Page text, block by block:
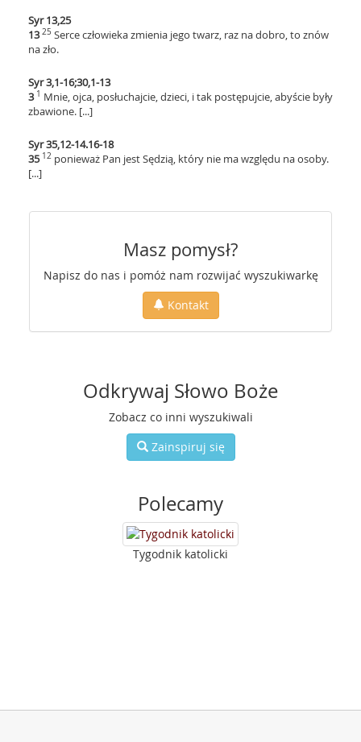
Syr 13,25
13 25 Serce człowieka zmienia jego twarz, raz na dobro, to znów
na zło.
Syr 3,1-16;30,1-13
3 1 Mnie, ojca, posłuchajcie, dzieci, i tak postępujcie, abyście były
zbawione. [...]
Syr 35,12-14.16-18
35 12 ponieważ Pan jest Sędzią, który nie ma względu na osoby.
[...]
Masz pomysł?
Napisz do nas i pomóż nam rozwijać wyszukiwarkę
Kontakt
Odkrywaj Słowo Boże
Zobacz co inni wyszukiwali
Zainspiruj się
Polecamy
Tygodnik katolicki